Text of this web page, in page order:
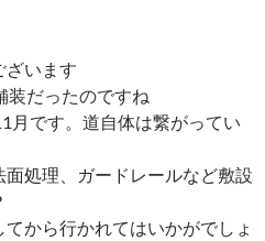
ざいます
装だったのですね
月です。道自体は繋がってい
面処理、ガードレールなど敷設
から行かれてはいかがでしょ